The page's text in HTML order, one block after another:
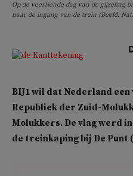
Op de veertiende dag van de gijzeling
naar de ingang van de trein (Beeld:
BIJ1 wil dat Nederland
Republiek der Zuid-
Molukkers. De vlag werd in
de treinkaping bij De Punt